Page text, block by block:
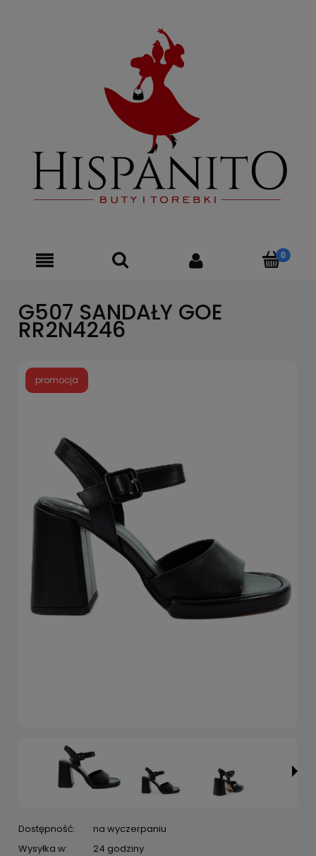
G507 SANDAŁY GOE
RR2N4246
promocja
Dostępność:
na wyczerpaniu
Wysyłka w:
24 godziny